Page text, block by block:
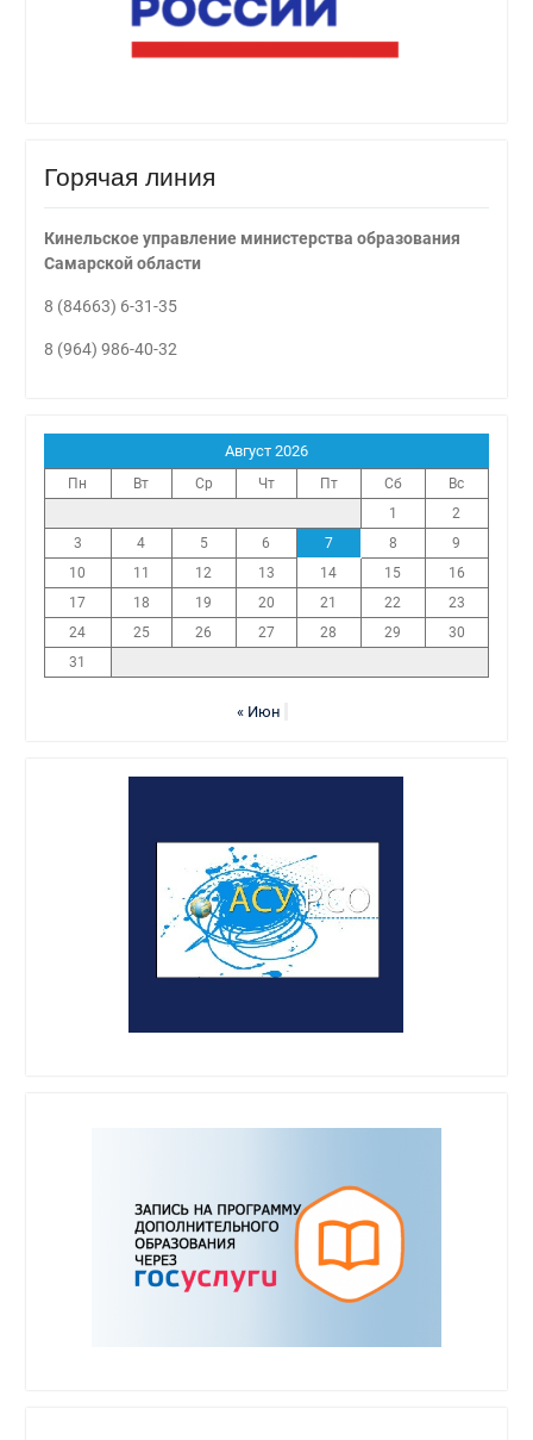
Горячая линия
Кинельское управление министерства образования
Самарской области
8 (84663) 6-31-35
8 (964) 986-40-32
Август 2026
Пн Вт Ср Чт Пт Сб
Вс
1
2
3
4 5 6 7 8
9
10
11 12 13 14 15
16
17
18 19 20 21 22
23
24
25 26 27 28 29
30
31
« Июн